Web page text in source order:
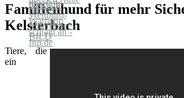
Familienhund für mehr
Kelsterbach
Tiere, die
ein